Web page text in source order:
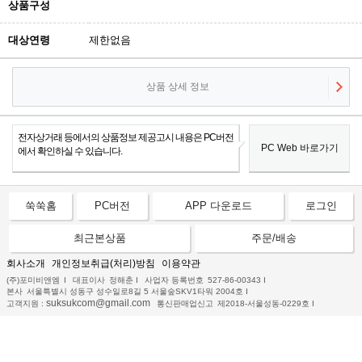
상품구성
대상연령 제한없음
상품 상세 정보
전자상거래 등에서의 상품정보 제공고시 내용은 PC버전
에서 확인하실 수 있습니다.
PC Web 바로가기
쑥쑥홈 PC버전 APP 다운로드 로그인
최근본상품 주문/배송
회사소개 개인정보취급(처리)방침 이용약관
(주)포미비앤엠 I 대표이사 정해춘 I 사업자 등록번호 527-86-00343 I
본사 서울특별시 성동구 성수일로8길 5 서울숲SKV1타워 2004호 I
고객지원 : suksukcom@gmail.com 통신판매업신고 제2018-서울성동-0229호 I